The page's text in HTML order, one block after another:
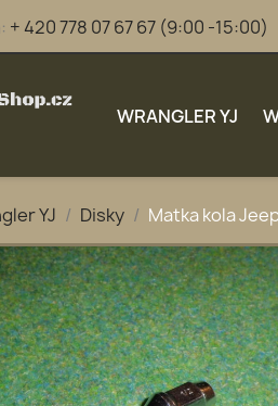
+ 420 778 07 67 67 (9:00 -15:00)
WRANGLER YJ
YJ Disky Matka kola